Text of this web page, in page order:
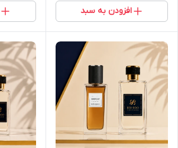
افزودن به سبد